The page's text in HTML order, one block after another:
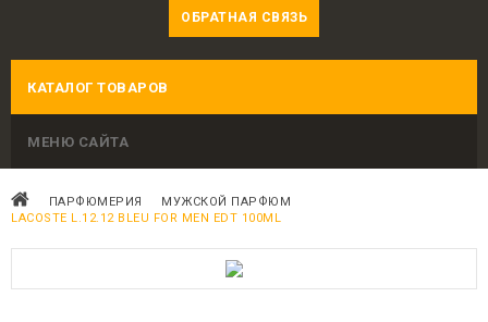
ОБРАТНАЯ СВЯЗЬ
КАТАЛОГ ТОВАРОВ
МЕНЮ САЙТА
ПАРФЮМЕРИЯ
МУЖСКОЙ ПАРФЮМ
LACOSTE L.12.12 BLEU FOR MEN EDT 100ML